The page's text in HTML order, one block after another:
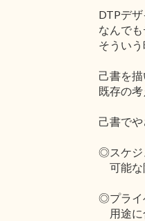
DTPデ
なんで
そうい
己書を
既存の
己書で
◎スケジ
可能な
◎プライ
用途に